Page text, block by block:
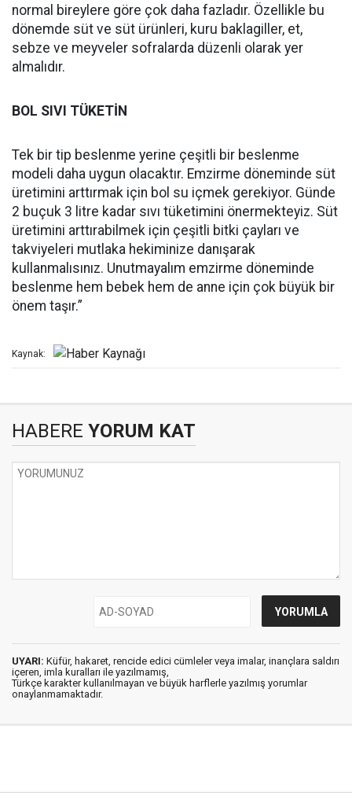
normal bireylere göre çok daha fazladır. Özellikle bu
dönemde süt ve süt ürünleri, kuru baklagiller, et,
sebze ve meyveler sofralarda düzenli olarak yer
almalıdır.
BOL SIVI TÜKETİN
Tek bir tip beslenme yerine çeşitli bir beslenme
modeli daha uygun olacaktır. Emzirme döneminde süt
üretimini arttırmak için bol su içmek gerekiyor. Günde
2 buçuk 3 litre kadar sıvı tüketimini önermekteyiz. Süt
üretimini arttırabilmek için çeşitli bitki çayları ve
takviyeleri mutlaka hekiminize danışarak
kullanmalısınız. Unutmayalım emzirme döneminde
beslenme hem bebek hem de anne için çok büyük bir
önem taşır.”
Kaynak:
HABERE YORUM KAT
UYARI: Küfür, hakaret, rencide edici cümleler veya imalar, inançlara saldırı
içeren, imla kuralları ile yazılmamış,
Türkçe karakter kullanılmayan ve büyük harflerle yazılmış yorumlar
onaylanmamaktadır.